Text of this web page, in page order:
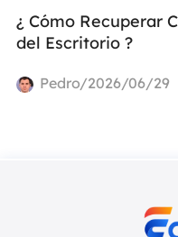
¿ Cómo Recuperar
del Escritorio ?
Pedro/2026/06/29